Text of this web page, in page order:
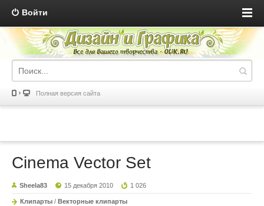
Войти
Полная версия сайта
Cinema Vector Set
Sheela83 15 декабря 2010 1 026
Клипарты / Векторные клипарты